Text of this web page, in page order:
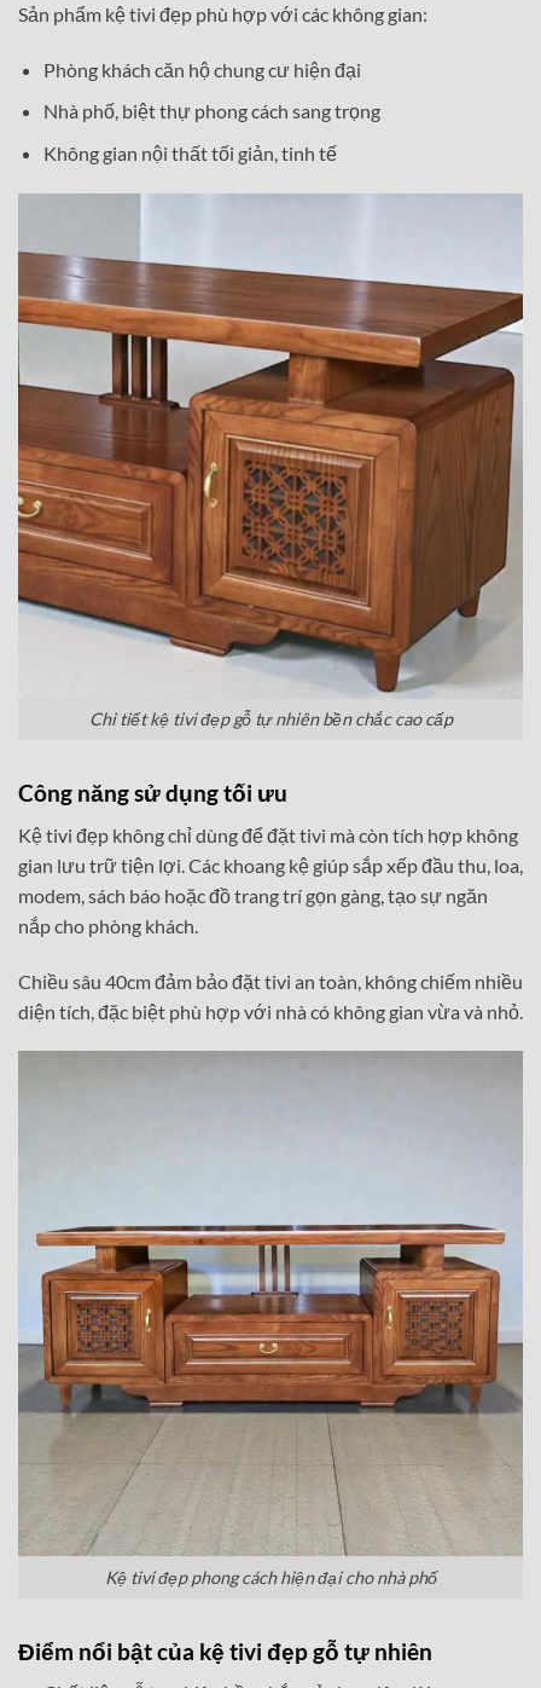
Sản phẩm kệ tivi đẹp phù hợp với các không gian:
Phòng khách căn hộ chung cư hiện đại
Nhà phố, biệt thự phong cách sang trọng
Không gian nội thất tối giản, tinh tế
Chi tiết kệ tivi đẹp gỗ tự nhiên bền chắc cao cấp
Công năng sử dụng tối ưu
Kệ tivi đẹp không chỉ dùng để đặt tivi mà còn tích hợp không
gian lưu trữ tiện lợi. Các khoang kệ giúp sắp xếp đầu thu, loa,
modem, sách báo hoặc đồ trang trí gọn gàng, tạo sự ngăn
nắp cho phòng khách.
Chiều sâu 40cm đảm bảo đặt tivi an toàn, không chiếm nhiều
diện tích, đặc biệt phù hợp với nhà có không gian vừa và nhỏ.
Kệ tivi đẹp phong cách hiện đại cho nhà phố
Điểm nổi bật của kệ tivi đẹp gỗ tự nhiên